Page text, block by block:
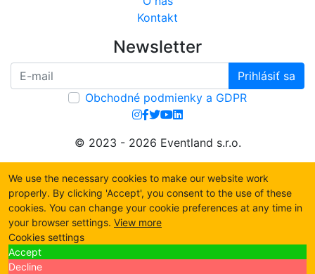
Kontakt
Newsletter
Prihlásiť sa
Obchodné podmienky a GDPR
© 2023 - 2026 Eventland s.r.o.
We use the necessary cookies to make our website work
properly. By clicking 'Accept', you consent to the use of these
cookies. You can change your cookie preferences at any time in
your browser settings. View more
Cookies settings
Accept
Decline